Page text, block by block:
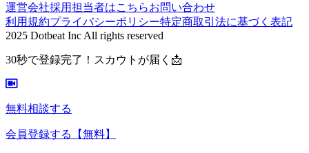
運営会社採用担当者はこちらお問い合わせ
利用規約プライバシーポリシー特定商取引法に基づく表記
2025 Dotbeat Inc All rights reserved
30秒で登録完了！スカウトが届く📩
無料相談する
会員登録する 【無料】